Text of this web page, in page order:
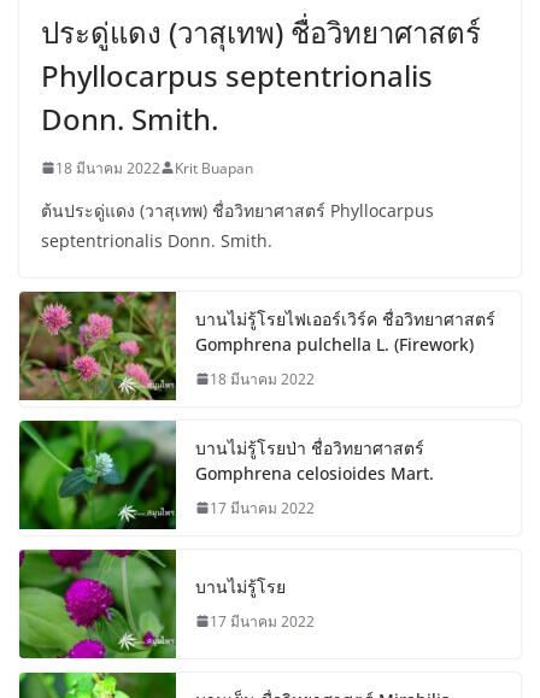
ประดู่แดง (วาสุเทพ) ชื่อวิทยาศาสตร์
Phyllocarpus septentrionalis
Donn. Smith.
18 มีนาคม 2022 Krit Buapan
ต้นประดู่แดง (วาสุเทพ) ชื่อวิทยาศาสตร์ Phyllocarpus
septentrionalis Donn. Smith.
บานไม่รู้โรยไฟเออร์เวิร์ค ชื่อวิทยาศาสตร์
Gomphrena pulchella L. (Firework)
18 มีนาคม 2022
บานไม่รู้โรยป่า ชื่อวิทยาศาสตร์
Gomphrena celosioides Mart.
17 มีนาคม 2022
บานไม่รู้โรย
17 มีนาคม 2022